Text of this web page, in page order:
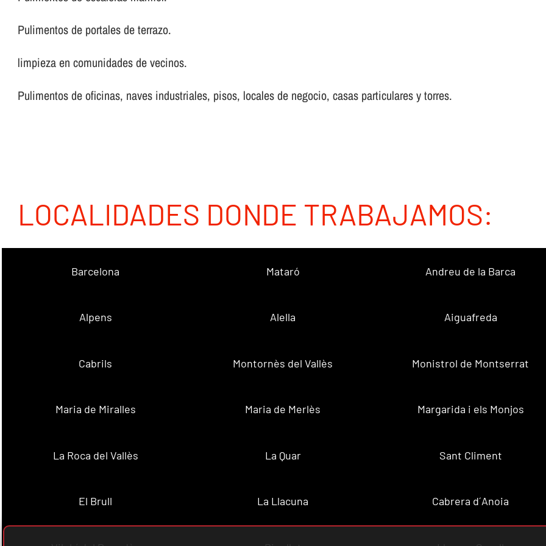
Pulimentos de portales de terrazo.
limpieza en comunidades de vecinos.
Pulimentos de oficinas, naves industriales, pisos, locales de negocio, casas particulares y torres.
LOCALIDADES DONDE TRABAJAMOS:
Barcelona Mataró Andreu de la Barca
Alpens Alella Aiguafreda
Cabrils Montornès del Vallès Monistrol de Montserrat
Maria de Miralles Maria de Merlès Margarida i els Monjos
La Roca del Vallès La Quar Sant Climent
El Brull La Llacuna Cabrera d´Anoia